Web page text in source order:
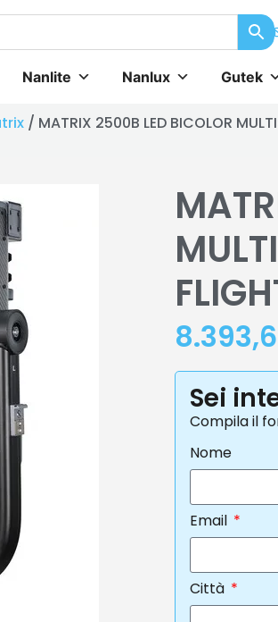
Nanlite Nanlux Gutek
/ MATRIX 2500B LED BICOLOR
Sei
Compila il
Nome
Email
Città